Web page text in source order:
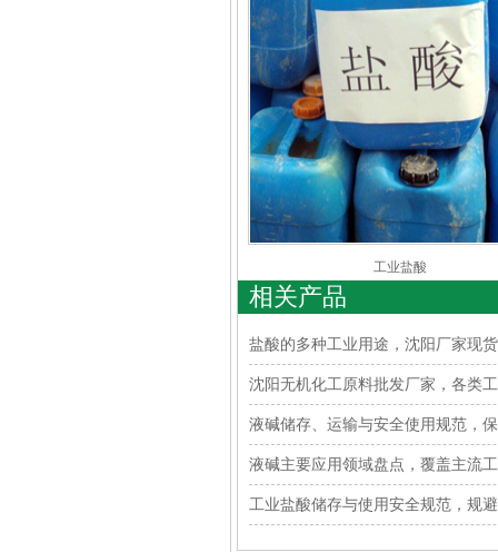
工业盐酸
相关产品
盐酸的多种工业用途，沈阳厂家现
沈阳无机化工原料批发厂家，各类
液碱储存、运输与安全使用规范，
液碱主要应用领域盘点，覆盖主流
工业盐酸储存与使用安全规范，规